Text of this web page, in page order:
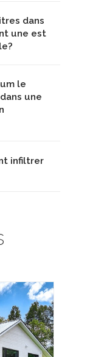
dans
une est
le
une
infiltrer